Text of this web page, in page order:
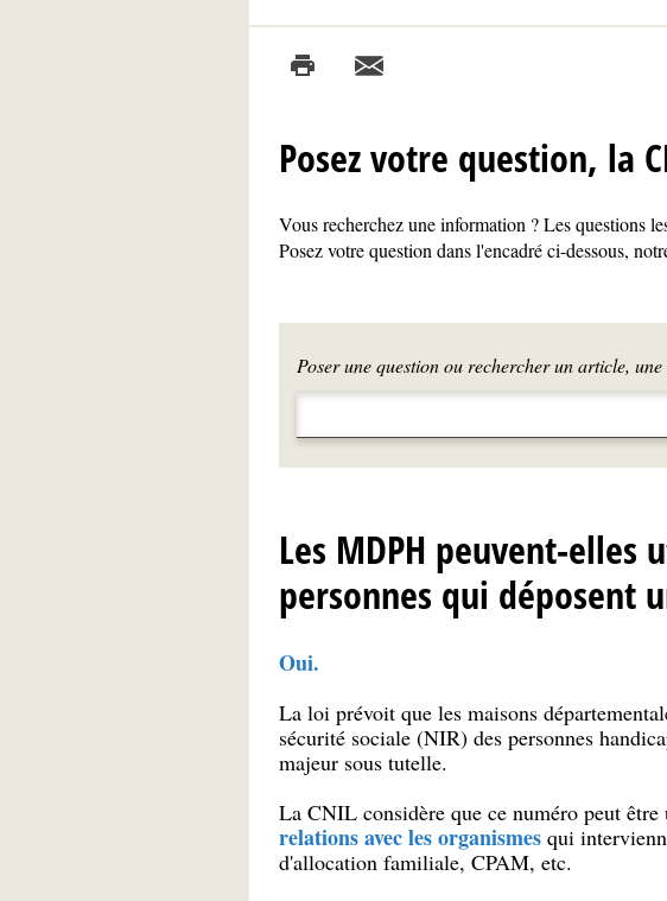
Posez votre question, la
Vous recherchez une information ? Les questions
Posez votre question dans l'encadré ci-dessous,
Poser une question ou rechercher un article,
Les MDPH peuvent-
personnes qui déposent
Oui.
La loi prévoit que les maisons
sécurité sociale (NIR) des personnes
majeur sous tutelle.
La CNIL considère que ce numéro peut
relations avec les organismesqui
d'allocation familiale, CPAM, etc.